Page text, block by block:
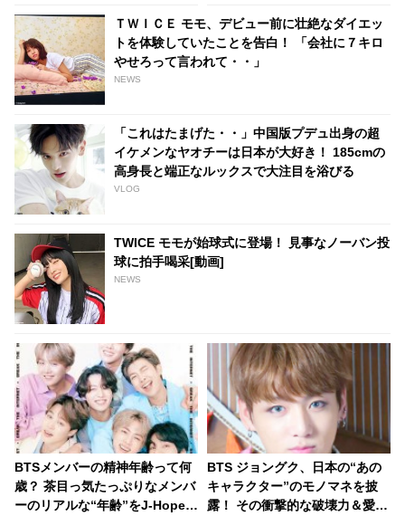
わせぶりにファンも爆笑
ＴＷＩＣＥ モモ、デビュー前に壮絶なダイエッ
トを体験していたことを告白！ 「会社に７キロ
やせろって言われて・・」
NEWS
「これはたまげた・・」中国版プデュ出身の超
イケメンなヤオチーは日本が大好き！ 185cmの
高身長と端正なルックスで大注目を浴びる
VLOG
TWICE モモが始球式に登場！ 見事なノーバン投
球に拍手喝采[動画]
NEWS
BTSメンバーの精神年齢って何
歳？ 茶目っ気たっぷりなメンバ
ーのリアルな“年齢”をJ-Hopeが
BTS ジョングク、日本の“あの
キャラクター”のモノマネを披
露！ その衝撃的な破壊力＆愛ら